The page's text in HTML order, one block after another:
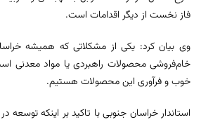
فاز نخست از دیگر اقدامات است.
وی بیان کرد: یکی از مشکلاتی که همیشه
خام‌فروشی محصولات راهبردی یا مواد معدنی
خوب و فرآوری این محصولات هستیم.
استاندار خراسان جنوبی با تاکید بر اینکه توسعه